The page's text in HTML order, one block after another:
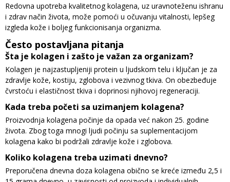
Redovna upotreba kvalitetnog kolagena, uz uravnoteženu ishranu
i zdrav način života, može pomoći u očuvanju vitalnosti, lepšeg
izgleda kože i boljeg funkcionisanja organizma.
Često postavljana pitanja
Šta je kolagen i zašto je važan za organizam?
Kolagen je najzastupljeniji protein u ljudskom telu i ključan je za
zdravlje kože, kostiju, zglobova i vezivnog tkiva. On obezbeđuje
čvrstoću i elastičnost tkiva i doprinosi njihovoj regeneraciji.
Kada treba početi sa uzimanjem kolagena?
Proizvodnja kolagena počinje da opada već nakon 25. godine
života. Zbog toga mnogi ljudi počinju sa suplementacijom
kolagena kako bi podržali zdravlje kože i zglobova.
Koliko kolagena treba uzimati dnevno?
Preporučena dnevna doza kolagena obično se kreće između 2,5 i